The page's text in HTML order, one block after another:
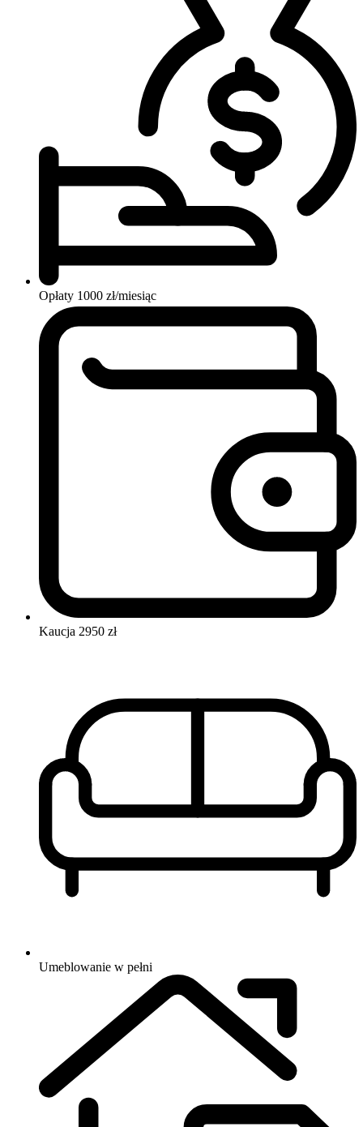
Opłaty 1000 zł/miesiąc
Kaucja 2950 zł
Umeblowanie w pełni